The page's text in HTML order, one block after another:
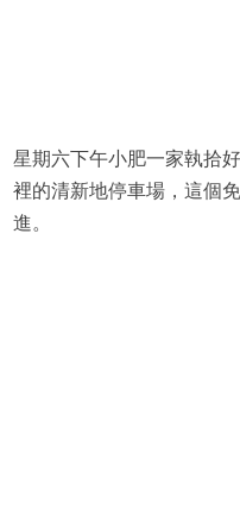
星期六下午小肥一家執拾
裡的清新地停車場，這個
進。